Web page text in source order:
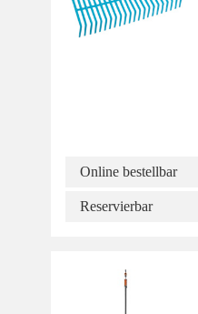
Online bestellbar
Reservierbar